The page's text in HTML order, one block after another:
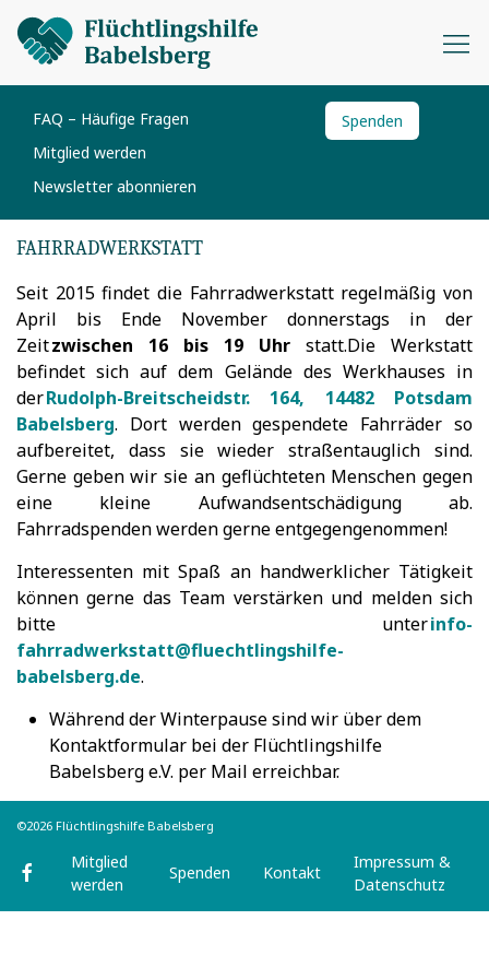
FAQ – Häufige Fragen
Mitglied werden
Newsletter abonnieren
Spenden
FAHRRADWERKSTATT
Seit 2015 findet die Fahrradwerkstatt regelmäßig von
April bis Ende November donnerstags in der
Zeitzwischen 16 bis 19 Uhr statt.Die Werkstatt
befindet sich auf dem Gelände des Werkhauses in
derRudolph-Breitscheidstr. 164, 14482 Potsdam
Babelsberg. Dort werden gespendete Fahrräder so
aufbereitet, dass sie wieder straßentauglich sind.
Gerne geben wir sie an geflüchteten Menschen gegen
eine kleine Aufwandsentschädigung ab.
Fahrradspenden werden gerne entgegengenommen!
Interessenten mit Spaß an handwerklicher Tätigkeit
können gerne das Team verstärken und melden sich
bitte unterinfo-
fahrradwerkstatt@fluechtlingshilfe-
babelsberg.de.
Während der Winterpause sind wir über dem
Kontaktformular bei der Flüchtlingshilfe
Babelsberg e.V. per Mail erreichbar.
©2026 Flüchtlingshilfe Babelsberg
Mitglied
werden
Spenden Kontakt
Impressum &
Datenschutz